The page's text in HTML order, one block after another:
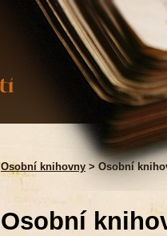
Osobní knihovny > Osobní
Osobní